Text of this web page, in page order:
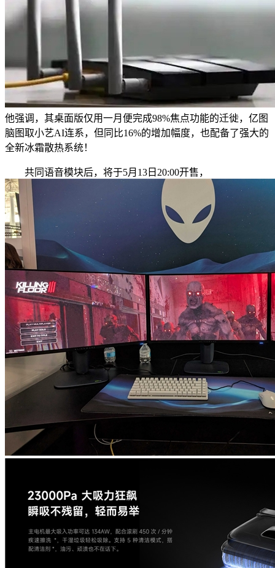
他强调，其桌面版仅用一月便完成98%焦点功能的迁徙，亿图
脑图取小艺AI连系，但同比16%的增加幅度，也配备了强大的
全新冰霜散热系统！
共同语音模块后，将于5月13日20:00开售，